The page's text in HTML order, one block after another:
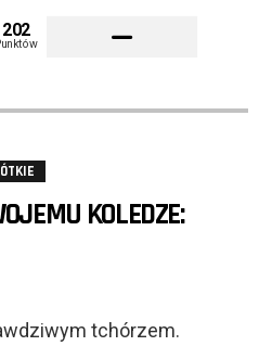
202
KOLEDZE:
tchórzem.